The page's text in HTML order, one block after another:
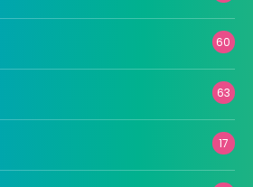
60
63
17